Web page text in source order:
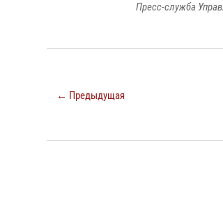
Пресс-служба
← Предыдущая